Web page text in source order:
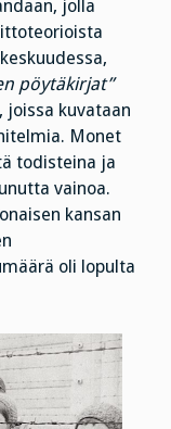
jolla
pöytäkirjat”
joissa kuvataan
Monet
todisteina ja
vainoa.
kansan
oli lopulta